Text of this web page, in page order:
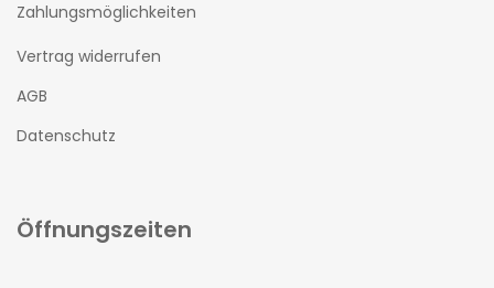
Zahlungsmöglichkeiten
Vertrag widerrufen
AGB
Datenschutz
Öffnungszeiten